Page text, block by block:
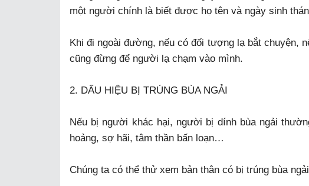
một người chính là biết được họ tên và ngày sinh
Khi đi ngoài đường, nếu có đối tượng lạ bắt chuyện,
cũng đừng để người lạ chạm vào mình.
2. DẤU HIỆU BỊ TRÚNG BÙA NGẢI
Nếu bị người khác hại, người bị dính bùa ngải
hoảng, sợ hãi, tâm thần bấn loạn…
Chúng ta có thể thử xem bản thân có bị trúng bùa